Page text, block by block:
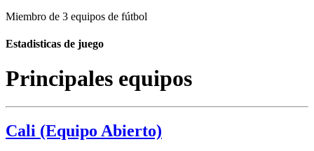
Miembro de 3 equipos de fútbol
Estadisticas de juego
Principales equipos
Cali (Equipo Abierto)